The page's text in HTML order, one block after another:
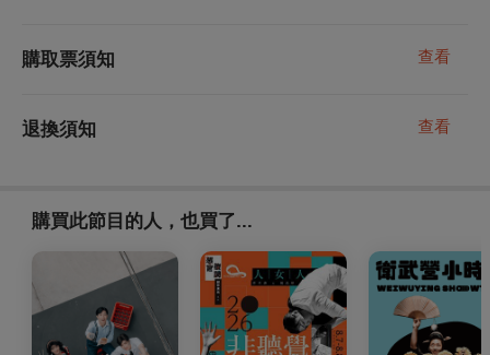
購取票須知 查看
退換須知 查看
購買此節目的人，也買了...